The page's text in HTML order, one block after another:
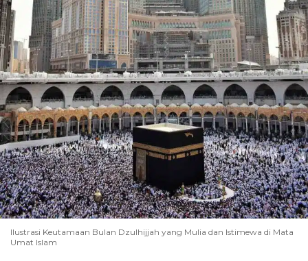
Ilustrasi Keutamaan Bulan Dzulhijjah yang Mulia dan Istimewa di Mata
Umat Islam